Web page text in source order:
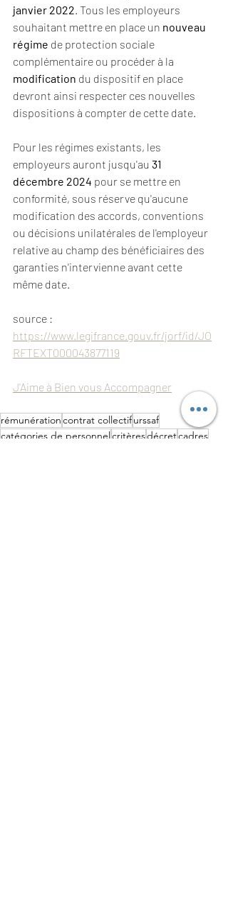
janvier 2022. Tous les employeurs
souhaitant mettre en place un nouveau
régime de protection sociale
complémentaire ou procéder à la
modification du dispositif en place
devront ainsi respecter ces nouvelles
dispositions à compter de cette date.
Pour les régimes existants, les
employeurs auront jusqu'au 31
décembre 2024 pour se mettre en
conformité, sous réserve qu'aucune
modification des accords, conventions
ou décisions unilatérales de l'employeur
relative au champ des bénéficiaires des
garanties n'intervienne avant cette
même date.
source :
https://www.legifrance.gouv.fr/jorf/id/JO
RFTEXT000043877119
J'Aime à Bien vous Accompagner
rémunérationcontrat collectifurssaf
catégories de personnelcritèresdécretcadres